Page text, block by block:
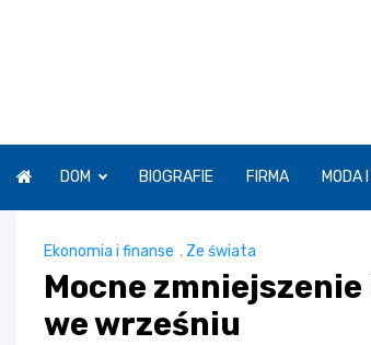
DOM BIOGRAFIE FIRMA MODA
Ekonomia i finanse , Ze świata
Mocne
we wrześniu